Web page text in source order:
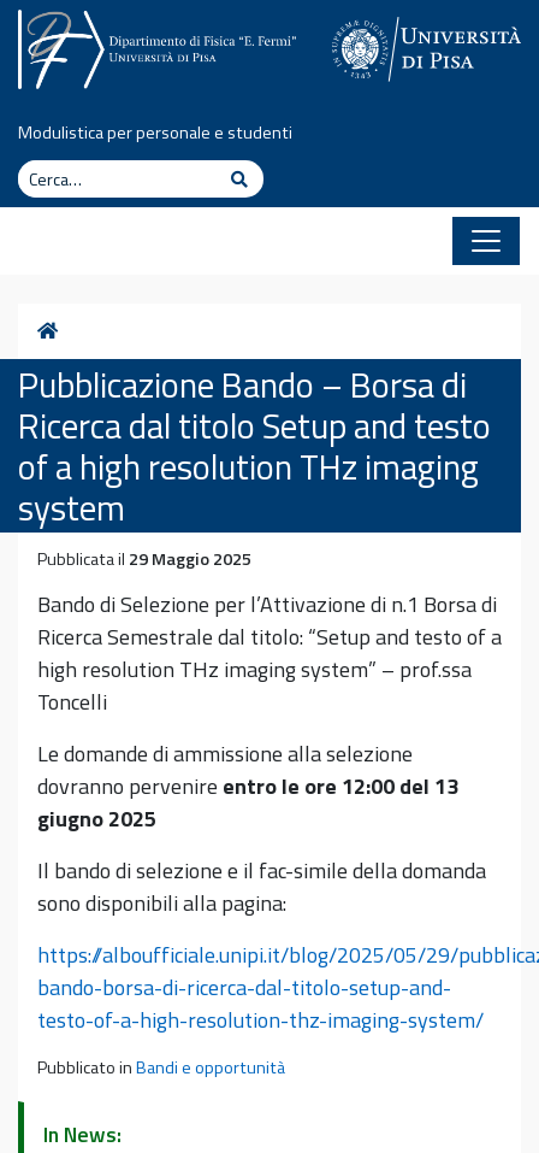
Vai al contenuto
Modulistica per personale e studenti
Cerca
Cerca
Home
Pubblicazione Bando – Borsa di
Ricerca dal titolo Setup and testo
of a high resolution THz imaging
system
Pubblicata il 29 Maggio 2025
Bando di Selezione per l’Attivazione di n.1 Borsa di
Ricerca Semestrale dal titolo: “Setup and testo of a
high resolution THz imaging system” – prof.ssa
Toncelli
Le domande di ammissione alla selezione
dovranno pervenire entro le ore 12:00 del 13
giugno 2025
Il bando di selezione e il fac-simile della domanda
sono disponibili alla pagina:
https://alboufficiale.unipi.it/blog/2025/05/29/
bando-borsa-di-ricerca-dal-titolo-setup-and-
testo-of-a-high-resolution-thz-imaging-system/
Pubblicato inBandi e opportunità
In News: